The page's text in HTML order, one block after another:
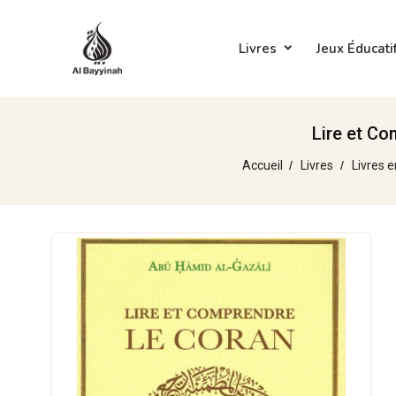
Livres Jeux
Lire et
Accueil Livres Livres